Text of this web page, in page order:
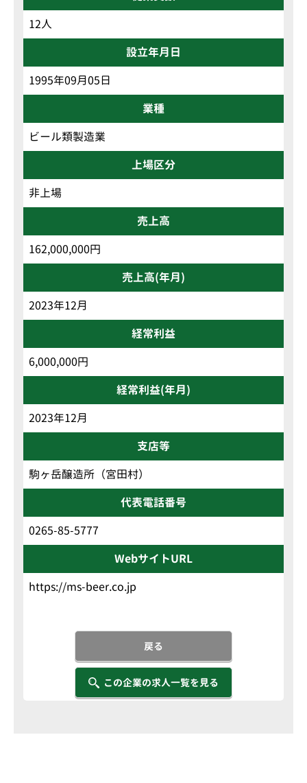
12人
設立年月日
1995年09月05日
業種
ビール類製造業
上場区分
非上場
売上高
162,000,000円
売上高(年月)
2023年12月
経常利益
6,000,000円
経常利益(年月)
2023年12月
支店等
駒ヶ岳醸造所（宮田村）
代表電話番号
0265-85-5777
WebサイトURL
https://ms-beer.co.jp
戻る
この企業の求人一覧を見る